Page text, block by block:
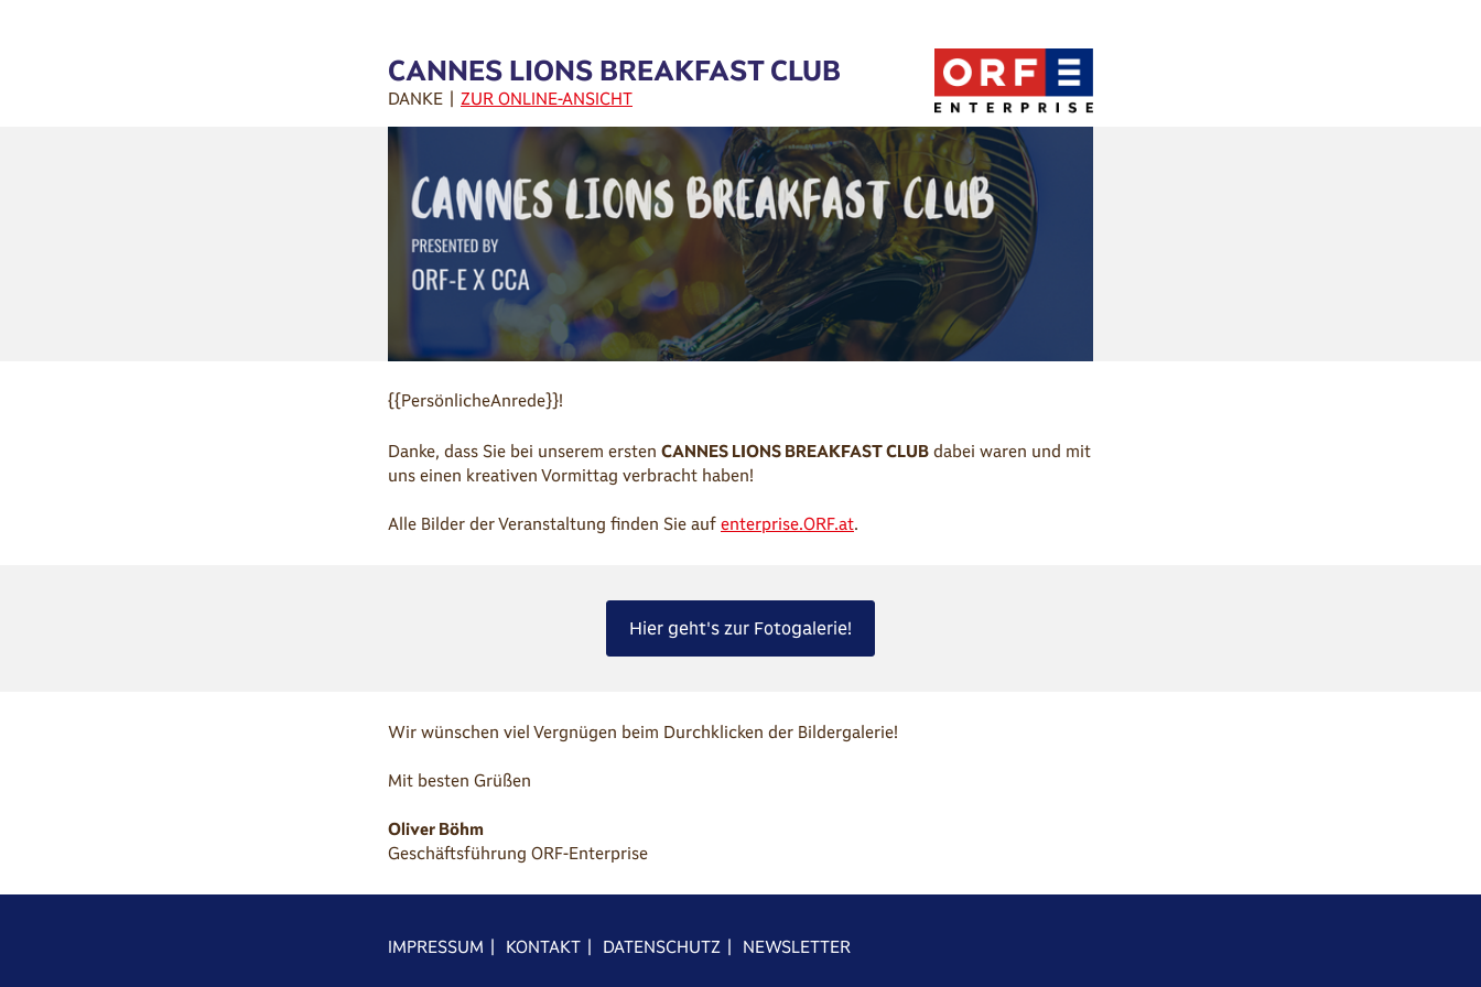
CANNES LIONS BREAKFAST CLUB
DANKE | ZUR ONLINE-ANSICHT
{{PersönlicheAnrede}}!
Danke, dass Sie bei unserem ersten CANNES LIONS BREAKFAST CLUB dabei waren und mit
uns einen kreativen Vormittag verbracht haben!
Alle Bilder der Veranstaltung finden Sie auf enterprise.ORF.at.
Hier geht's zur Fotogalerie!
Wir wünschen viel Vergnügen beim Durchklicken der Bildergalerie!
Mit besten Grüßen
Oliver Böhm
Geschäftsführung ORF-Enterprise
IMPRESSUM | KONTAKT | DATENSCHUTZ | NEWSLETTER